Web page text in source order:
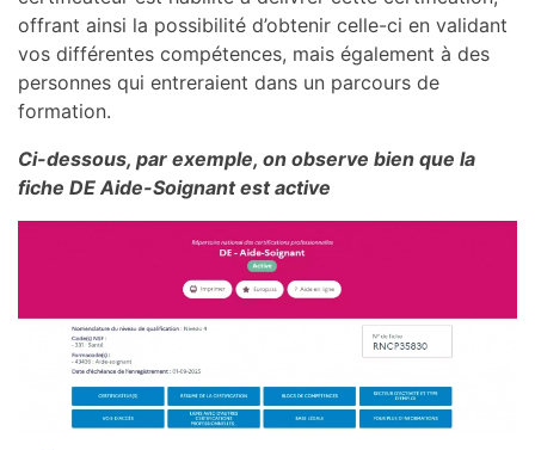
offrant ainsi la possibilité d’obtenir celle-ci en validant
vos différentes compétences, mais également à des
personnes qui entreraient dans un parcours de
formation.
Ci-dessous, par exemple, on observe bien que la
fiche DE Aide-Soignant est active